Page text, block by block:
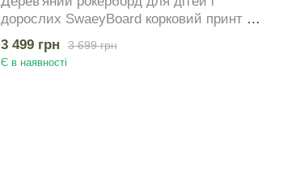
дорослих SwaeyBoard корковий принт XL
Animals з захистом пальців до 150 кг
3 699 грн
3 499 грн
Є в наявності